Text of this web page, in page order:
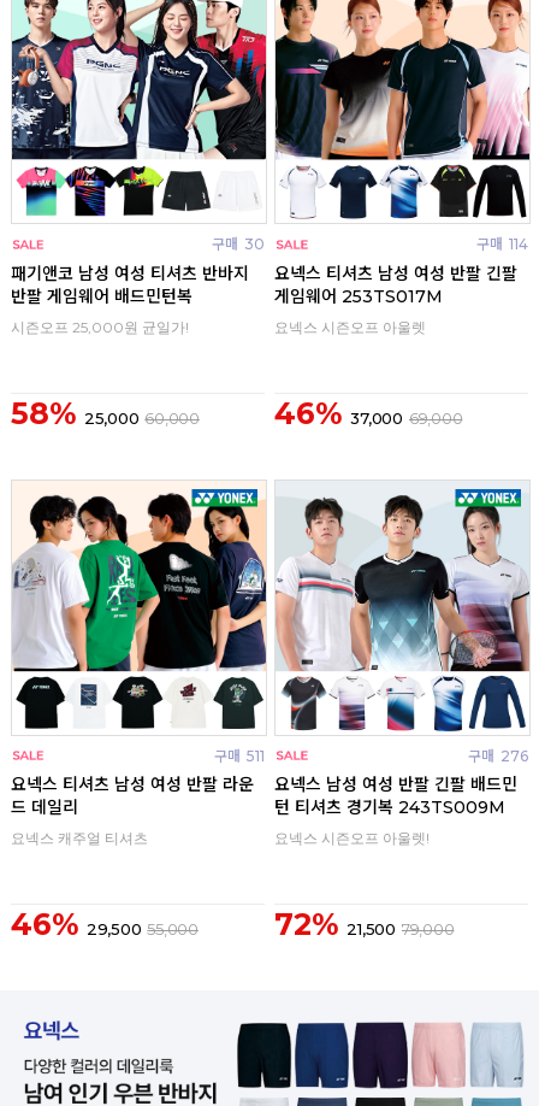
구매 30
패기앤코 남성 여성 티셔츠 반바지
반팔 게임웨어 배드민턴복
시즌오프 25,000원 균일가!
58% 25,000 60,000
구매 114
요넥스 티셔츠 남성 여성 반팔 긴팔
게임웨어 253TS017M
요넥스 시즌오프 아울렛
46% 37,000 69,000
구매 511
요넥스 티셔츠 남성 여성 반팔 라운
드 데일리
요넥스 캐주얼 티셔츠
46% 29,500 55,000
구매 276
요넥스 남성 여성 반팔 긴팔 배드민
턴 티셔츠 경기복 243TS009M
요넥스 시즌오프 아울렛!
72% 21,500 79,000